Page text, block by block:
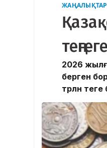
ЖАҢАЛЫҚТАР
2026
берген
трлн